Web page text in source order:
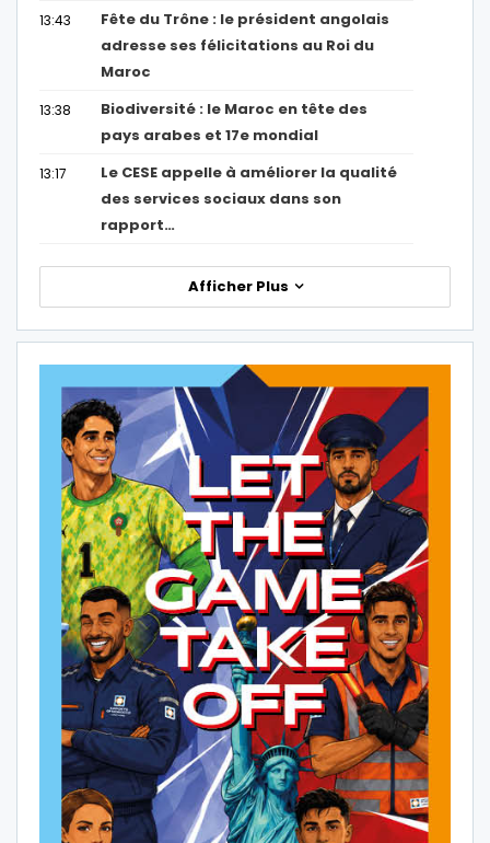
13:43
Fête du Trône : le président angolais
adresse ses félicitations au Roi du
Maroc
13:38
Biodiversité : le Maroc en tête des
pays arabes et 17e mondial
13:17
Le CESE appelle à améliorer la qualité
des services sociaux dans son
rapport…
Afficher Plus